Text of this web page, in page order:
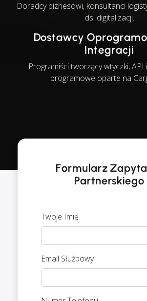
Doradcy biznesowi, konsultanci
ds. digitalizacji.
Dostawcy
Integracji
Programiści tworzący wtyczki,
programowe oparte na
Formularz
Partnerskiego
Twoje Imię
Email Służbowy